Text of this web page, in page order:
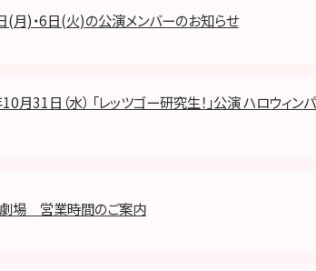
(月)・6日(火)の公演メンバーのお知らせ
月31日（水） 「レッツゴー研究生！」公演 ハロウィン
場 営業時間のご案内